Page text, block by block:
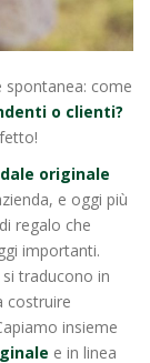
spontanea: come
o clienti?
originale
e oggi più
regalo che
importanti.
traducono in
costruire
insieme
e in linea